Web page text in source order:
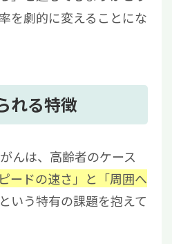
を劇的に変えることにな
れる特徴
んは、高齢者のケース
ードの速さ」と「周囲へ
という特有の課題を抱えて